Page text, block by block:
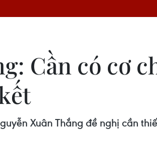
Cần có cơ
Xuân Thắng đề nghị cần